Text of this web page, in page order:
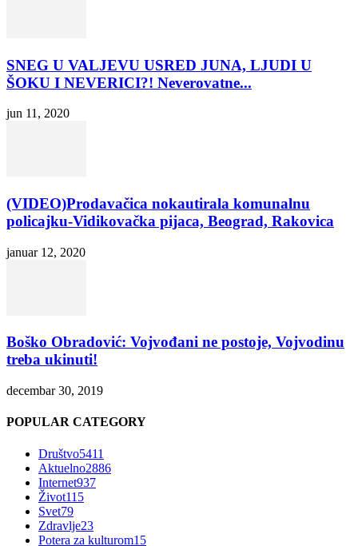
SNEG U VALJEVU USRED JUNA, LJUDI U
ŠOKU I NEVERICI?! Neverovatne...
jun 11, 2020
(VIDEO)Prodavačica nokautirala komunalnu
policajku-Vidikovačka pijaca, Beograd, Rakovica
januar 12, 2020
Boško Obradović: Vojvođani ne postoje, Vojvodinu
treba ukinuti!
decembar 30, 2019
POPULAR CATEGORY
Društvo5411
Aktuelno2886
Internet937
Život115
Svet79
Zdravlje23
Potera za kulturom15